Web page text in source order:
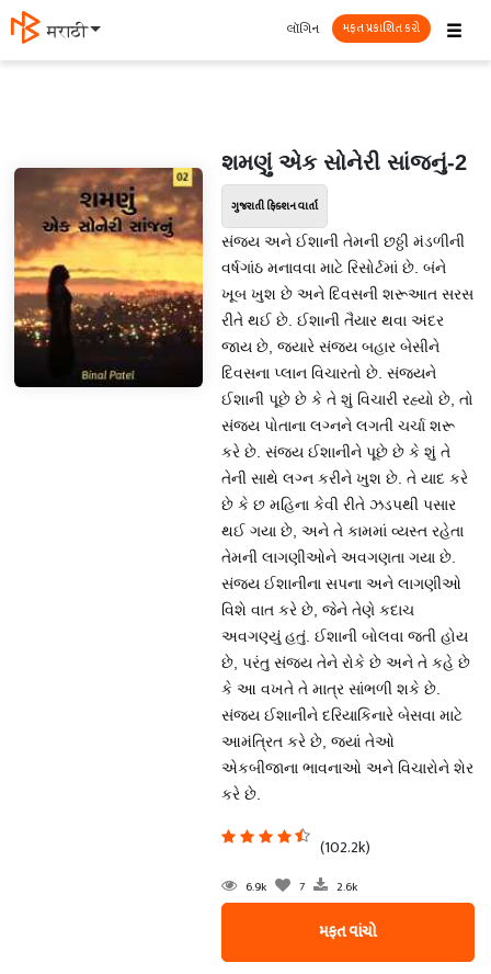
मराठी ☰
લૉગિન મફત પ્રકાશિત કરો
શમણું એક સોનેરી સાંજનું-2
ગુજરાતી ફિક્શન વાર્તા
સંજય અને ઈશાની તેમની છઠ્ઠી મંડળીની
વર્ષગાંઠ મનાવવા માટે રિસોર્ટમાં છે. બંને
ખૂબ ખુશ છે અને દિવસની શરૂઆત સરસ
રીતે થઈ છે. ઈશાની તૈયાર થવા અંદર
જાય છે, જ્યારે સંજય બહાર બેસીને
દિવસના પ્લાન વિચારતો છે. સંજયને
ઈશાની પૂછે છે કે તે શું વિચારી રહ્યો છે, તો
સંજય પોતાના લગ્નને લગતી ચર્ચા શરૂ
કરે છે. સંજય ઈશાનીને પૂછે છે કે શું તે
તેની સાથે લગ્ન કરીને ખુશ છે. તે યાદ કરે
છે કે છ મહિના કેવી રીતે ઝડપથી પસાર
થઈ ગયા છે, અને તે કામમાં વ્યસ્ત રહેતા
તેમની લાગણીઓને અવગણતા ગયા છે.
સંજય ઈશાનીના સપના અને લાગણીઓ
વિશે વાત કરે છે, જેને તેણે કદાચ
અવગણ્યું હતું. ઈશાની બોલવા જતી હોય
છે, પરંતુ સંજય તેને રોકે છે અને તે કહે છે
કે આ વખતે તે માત્ર સાંભળી શકે છે.
સંજય ઈશાનીને દરિયાકિનારે બેસવા માટે
આમંત્રિત કરે છે, જ્યાં તેઓ
એકબીજાના ભાવનાઓ અને વિચારોને શેર
કરે છે.
(102.2k)
6.9k 7 2.6k
મફત વાંચો